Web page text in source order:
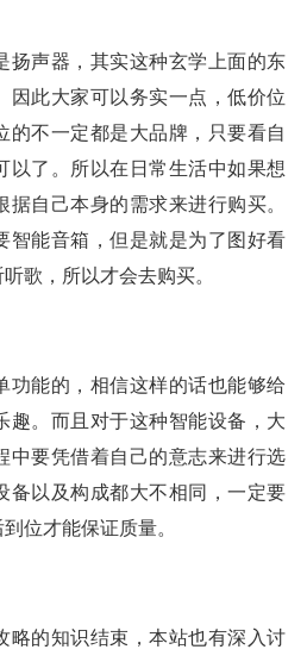
扬声器，其实这种玄学上面的东
因此大家可以务实一点，低价位
的不一定都是大品牌，只要看自
以了。所以在日常生活中如果想
自己本身的需求来进行购买。
智能音箱，但是就是为了图好看
歌，所以才会去购买。
功能的，相信这样的话也能够给
趣。而且对于这种智能设备，大
中要凭借着自己的意志来进行选
备以及构成都大不相同，一定要
位才能保证质量。
略的知识结束，本站也有深入讨